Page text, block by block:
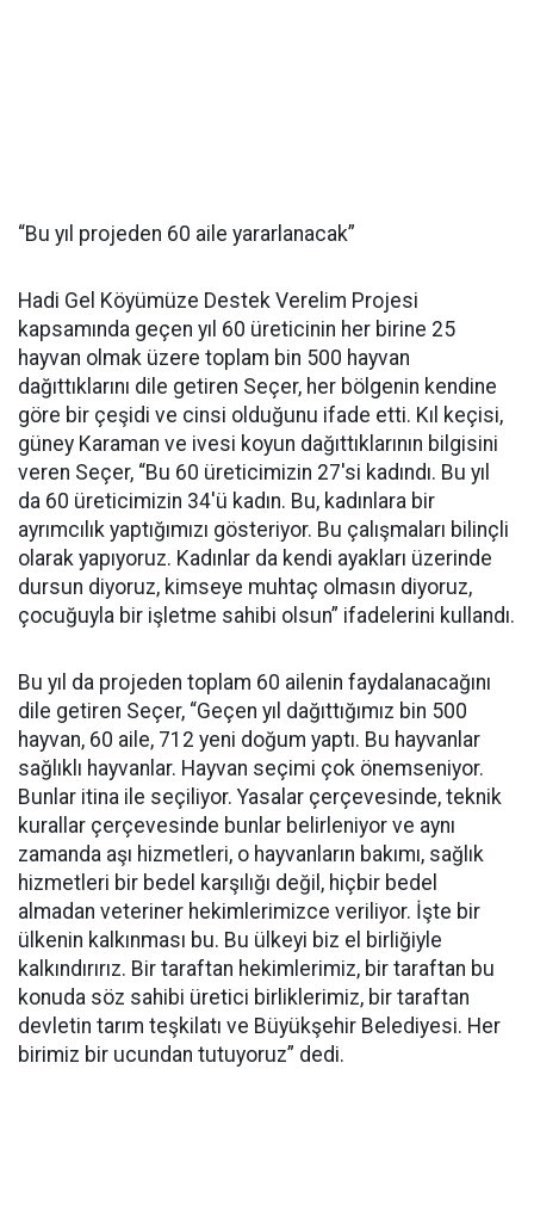
“Bu yıl projeden 60 aile yararlanacak”
Hadi Gel Köyümüze Destek Verelim Projesi
kapsamında geçen yıl 60 üreticinin her birine 25
hayvan olmak üzere toplam bin 500 hayvan
dağıttıklarını dile getiren Seçer, her bölgenin kendine
göre bir çeşidi ve cinsi olduğunu ifade etti. Kıl keçisi,
güney Karaman ve ivesi koyun dağıttıklarının bilgisini
veren Seçer, “Bu 60 üreticimizin 27'si kadındı. Bu yıl
da 60 üreticimizin 34'ü kadın. Bu, kadınlara bir
ayrımcılık yaptığımızı gösteriyor. Bu çalışmaları bilinçli
olarak yapıyoruz. Kadınlar da kendi ayakları üzerinde
dursun diyoruz, kimseye muhtaç olmasın diyoruz,
çocuğuyla bir işletme sahibi olsun” ifadelerini kullandı.
Bu yıl da projeden toplam 60 ailenin faydalanacağını
dile getiren Seçer, “Geçen yıl dağıttığımız bin 500
hayvan, 60 aile, 712 yeni doğum yaptı. Bu hayvanlar
sağlıklı hayvanlar. Hayvan seçimi çok önemseniyor.
Bunlar itina ile seçiliyor. Yasalar çerçevesinde, teknik
kurallar çerçevesinde bunlar belirleniyor ve aynı
zamanda aşı hizmetleri, o hayvanların bakımı, sağlık
hizmetleri bir bedel karşılığı değil, hiçbir bedel
almadan veteriner hekimlerimizce veriliyor. İşte bir
ülkenin kalkınması bu. Bu ülkeyi biz el birliğiyle
kalkındırırız. Bir taraftan hekimlerimiz, bir taraftan bu
konuda söz sahibi üretici birliklerimiz, bir taraftan
devletin tarım teşkilatı ve Büyükşehir Belediyesi. Her
birimiz bir ucundan tutuyoruz” dedi.